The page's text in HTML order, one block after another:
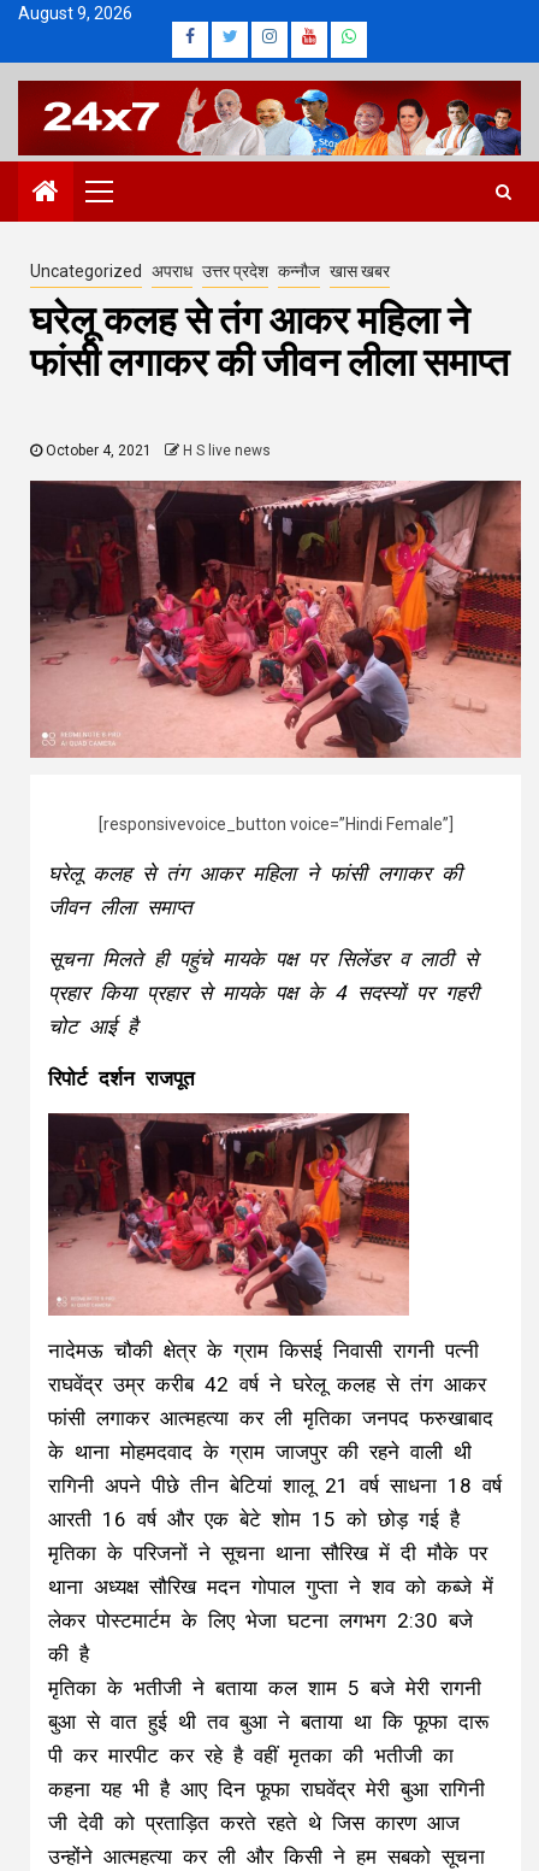
Skip
content
August 9, 2026
Facebook
Twitter
Instagram
Youtube
Whatsapp
Primary
Menu
Uncategorized अपराध उत्तर प्रदेश कन्नौज खास खबर
घरेलू कलह से तंग आकर महिला ने
फांसी लगाकर की जीवन लीला समाप्त
October 4, 2021 H S live news
[responsivevoice_button voice=”Hindi Female”]
घरेलू कलह से तंग आकर महिला ने फांसी लगाकर की
जीवन लीला समाप्त
सूचना मिलते ही पहुंचे मायके पक्ष पर सिलेंडर व लाठी से
प्रहार किया प्रहार से मायके पक्ष के 4 सदस्यों पर गहरी
चोट आई है
रिपोर्ट दर्शन राजपूत
नादेमऊ चौकी क्षेत्र के ग्राम किसई निवासी रागनी पत्नी
राघवेंद्र उम्र करीब 42 वर्ष ने घरेलू कलह से तंग आकर
फांसी लगाकर आत्महत्या कर ली मृतिका जनपद फरुखाबाद
के थाना मोहमदवाद के ग्राम जाजपुर की रहने वाली थी
रागिनी अपने पीछे तीन बेटियां शालू 21 वर्ष साधना 18 वर्ष
आरती 16 वर्ष और एक बेटे शोम 15 को छोड़ गई है
मृतिका के परिजनों ने सूचना थाना सौरिख में दी मौके पर
थाना अध्यक्ष सौरिख मदन गोपाल गुप्ता ने शव को कब्जे में
लेकर पोस्टमार्टम के लिए भेजा घटना लगभग 2:30 बजे
की है
मृतिका के भतीजी ने बताया कल शाम 5 बजे मेरी रागनी
बुआ से वात हुई थी तव बुआ ने बताया था कि फूफा दारू
पी कर मारपीट कर रहे है वहीं मृतका की भतीजी का
कहना यह भी है आए दिन फूफा राघवेंद्र मेरी बुआ रागिनी
जी देवी को प्रताड़ित करते रहते थे जिस कारण आज
उन्होंने आत्महत्या कर ली और किसी ने हम सबको सूचना